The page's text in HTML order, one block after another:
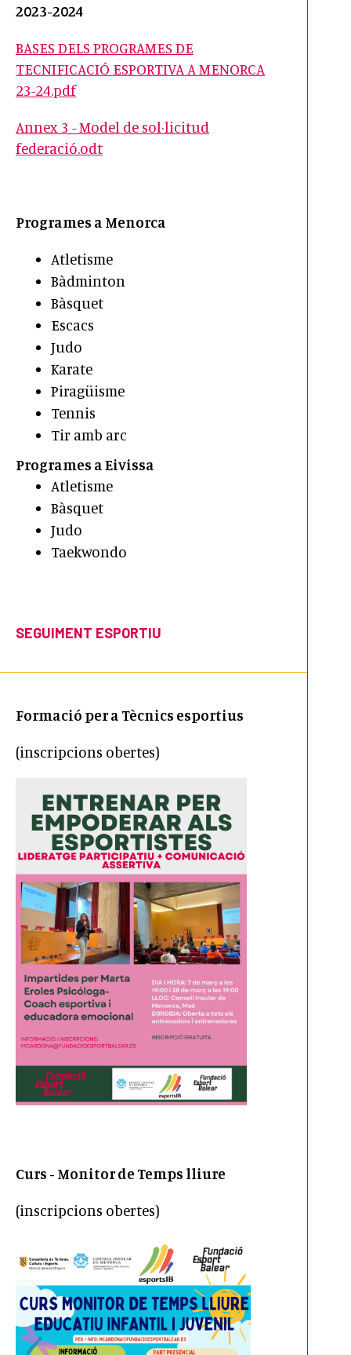
2023-2024
BASES DELS PROGRAMES DE
TECNIFICACIÓ ESPORTIVA A MENORCA
23-24.pdf
Annex 3 - Model de sol·licitud
federació.odt
Programes a Menorca
Atletisme
Bàdminton
Bàsquet
Escacs
Judo
Karate
Piragüisme
Tennis
Tir amb arc
Programes a Eivissa
Atletisme
Bàsquet
Judo
Taekwondo
SEGUIMENT ESPORTIU
Formació per a Tècnics esportius
(inscripcions obertes)
Curs - Monitor de Temps lliure
(inscripcions obertes)